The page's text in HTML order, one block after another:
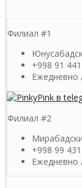
Филиал #1
+998 91
Ежедневно
Филиал #2
+998 99
Ежедневно